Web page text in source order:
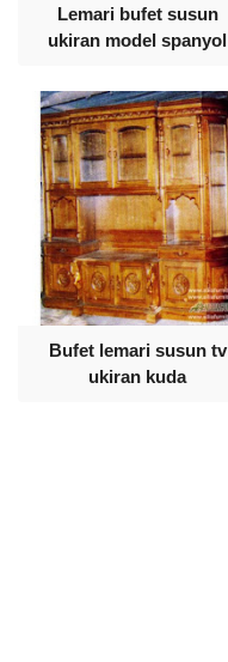
Lemari bufet susun
ukiran model spanyol
Bufet lemari susun tv
ukiran kuda